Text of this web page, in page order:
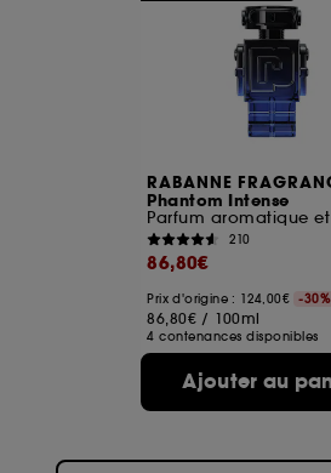
RABANNE
Phantom Intense
Parfum aromatique
210
86,80€
Prix d'origine : 124,00€ -30%
86,80€ / 100ml
4 contenances disponibles
Ajouter au